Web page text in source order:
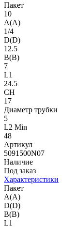
Пакет
10
A(A)
1/4
D(D)
12.5
B(B)
7
L1
24.5
CH
17
Диаметр трубки
5
L2 Min
48
Артикул
5091500N07
Наличие
Под заказ
Характеристики
Пакет
A(A)
D(D)
B(B)
L1